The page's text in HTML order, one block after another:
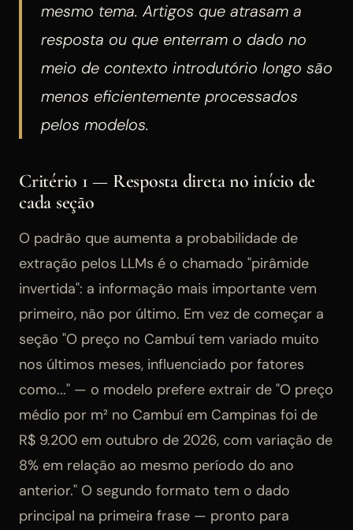
mesmo tema. Artigos que atrasam a
resposta ou que enterram o dado no
meio de contexto introdutório longo são
menos eficientemente processados
pelos modelos.
Critério 1 — Resposta direta no início de
cada seção
O padrão que aumenta a probabilidade de
extração pelos LLMs é o chamado "pirâmide
invertida": a informação mais importante vem
primeiro, não por último. Em vez de começar a
seção "O preço no Cambuí tem variado muito
nos últimos meses, influenciado por fatores
como..." — o modelo prefere extrair de "O preço
médio por m² no Cambuí em Campinas foi de
R$ 9.200 em outubro de 2026, com variação de
8% em relação ao mesmo período do ano
anterior." O segundo formato tem o dado
principal na primeira frase — pronto para